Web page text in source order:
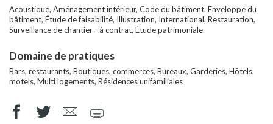
Acoustique, Aménagement intérieur, Code du bâtiment, Enveloppe du
bâtiment, Étude de faisabilité, Illustration, International, Restauration,
Surveillance de chantier - à contrat, Étude patrimoniale
Domaine de pratiques
Bars, restaurants, Boutiques, commerces, Bureaux, Garderies, Hôtels,
motels, Multi logements, Résidences unifamiliales